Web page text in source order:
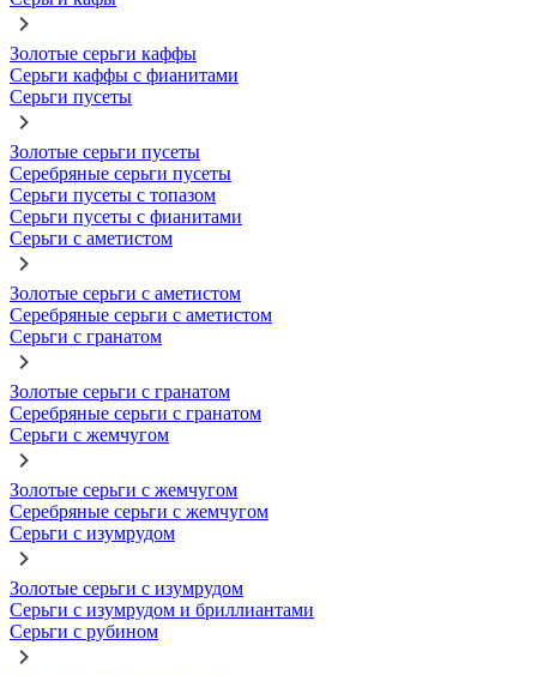
Золотые серьги каффы
Серьги каффы с фианитами
Серьги пусеты
Золотые серьги пусеты
Серебряные серьги пусеты
Серьги пусеты с топазом
Серьги пусеты с фианитами
Серьги с аметистом
Золотые серьги с аметистом
Серебряные серьги с аметистом
Серьги с гранатом
Золотые серьги с гранатом
Серебряные серьги с гранатом
Серьги с жемчугом
Золотые серьги с жемчугом
Серебряные серьги с жемчугом
Серьги с изумрудом
Золотые серьги с изумрудом
Серьги с изумрудом и бриллиантами
Серьги с рубином